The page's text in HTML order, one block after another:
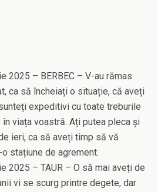
2025 – BERBEC – V-au rămas
ca să încheiați o situație, că aveți
expeditivi cu toate treburile
viața voastră. Ați putea pleca și
ieri, ca să aveți timp să vă
stațiune de agrement.
2025 – TAUR – O să mai aveți de
vi se scurg printre degete, dar